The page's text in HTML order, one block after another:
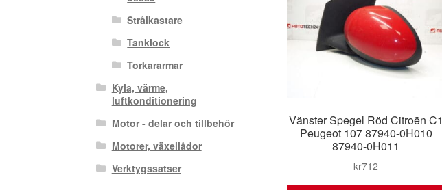
Vänster Spegel Röd Citroën C1
Peugeot 107 87940-0H010
87940-0H011
kr712
Strålkastare
Tanklock
Torkararmar
Kyla, värme,
luftkonditionering
Motor - delar och tillbehör
Motorer, växellådor
Verktygssatser